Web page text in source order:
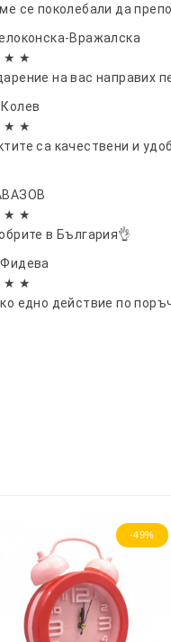
се поколебали да
Вражалска
★ ★
на вас направих
★ ★
са качествени и
★ ★
в България👌
★ ★
едно действие по
-49%